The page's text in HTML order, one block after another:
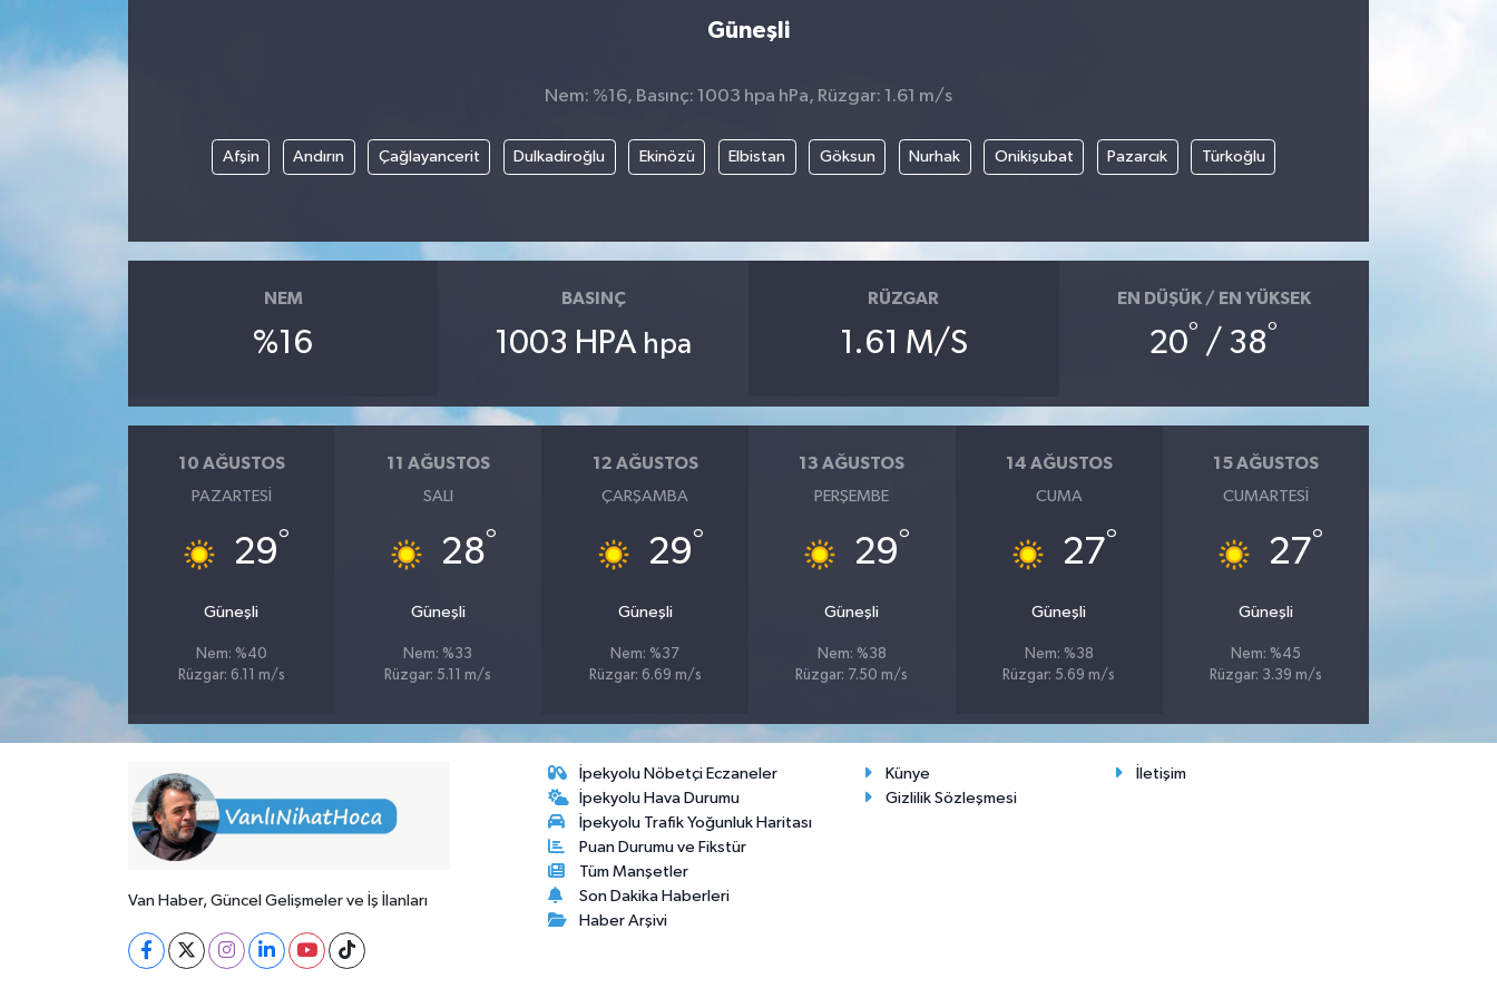
Güneşli
Nem: %16, Basınç: 1003 hpa hPa, Rüzgar: 1.61 m/s
Afşin Andırın Çağlayancerit Dulkadiroğlu Ekinözü Elbistan Göksun Nurhak Onikişubat Pazarcık Türkoğlu
NEM
%16
BASINÇ
1003 HPA hpa
RÜZGAR
1.61 M/S
EN DÜŞÜK / EN YÜKSEK
20° / 38°
10 AĞUSTOS
PAZARTESI
29°
Güneşli
Nem: %40
Rüzgar: 6.11 m/s
11 AĞUSTOS
SALI
28°
Güneşli
Nem: %33
Rüzgar: 5.11 m/s
12 AĞUSTOS
ÇARŞAMBA
29°
Güneşli
Nem: %37
Rüzgar: 6.69 m/s
13 AĞUSTOS
PERŞEMBE
29°
Güneşli
Nem: %38
Rüzgar: 7.50 m/s
14 AĞUSTOS
CUMA
27°
Güneşli
Nem: %38
Rüzgar: 5.69 m/s
15 AĞUSTOS
CUMARTESI
27°
Güneşli
Nem: %45
Rüzgar: 3.39 m/s
Van Haber, Güncel Gelişmeler ve İş İlanları
İpekyolu Nöbetçi Eczaneler
İpekyolu Hava Durumu
İpekyolu Trafik Yoğunluk Haritası
Puan Durumu ve Fikstür
Tüm Manşetler
Son Dakika Haberleri
Haber Arşivi
Künye
İletişim
Gizlilik Sözleşmesi